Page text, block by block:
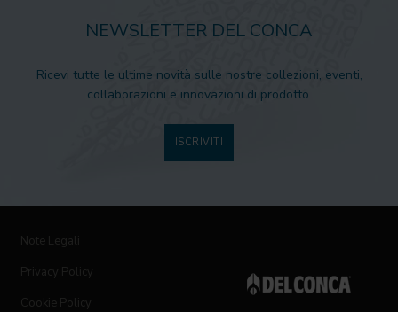
NEWSLETTER DEL CONCA
Ricevi tutte le ultime novità sulle nostre collezioni, eventi,
collaborazioni e innovazioni di prodotto.
ISCRIVITI
Note Legali
Privacy Policy
Cookie Policy